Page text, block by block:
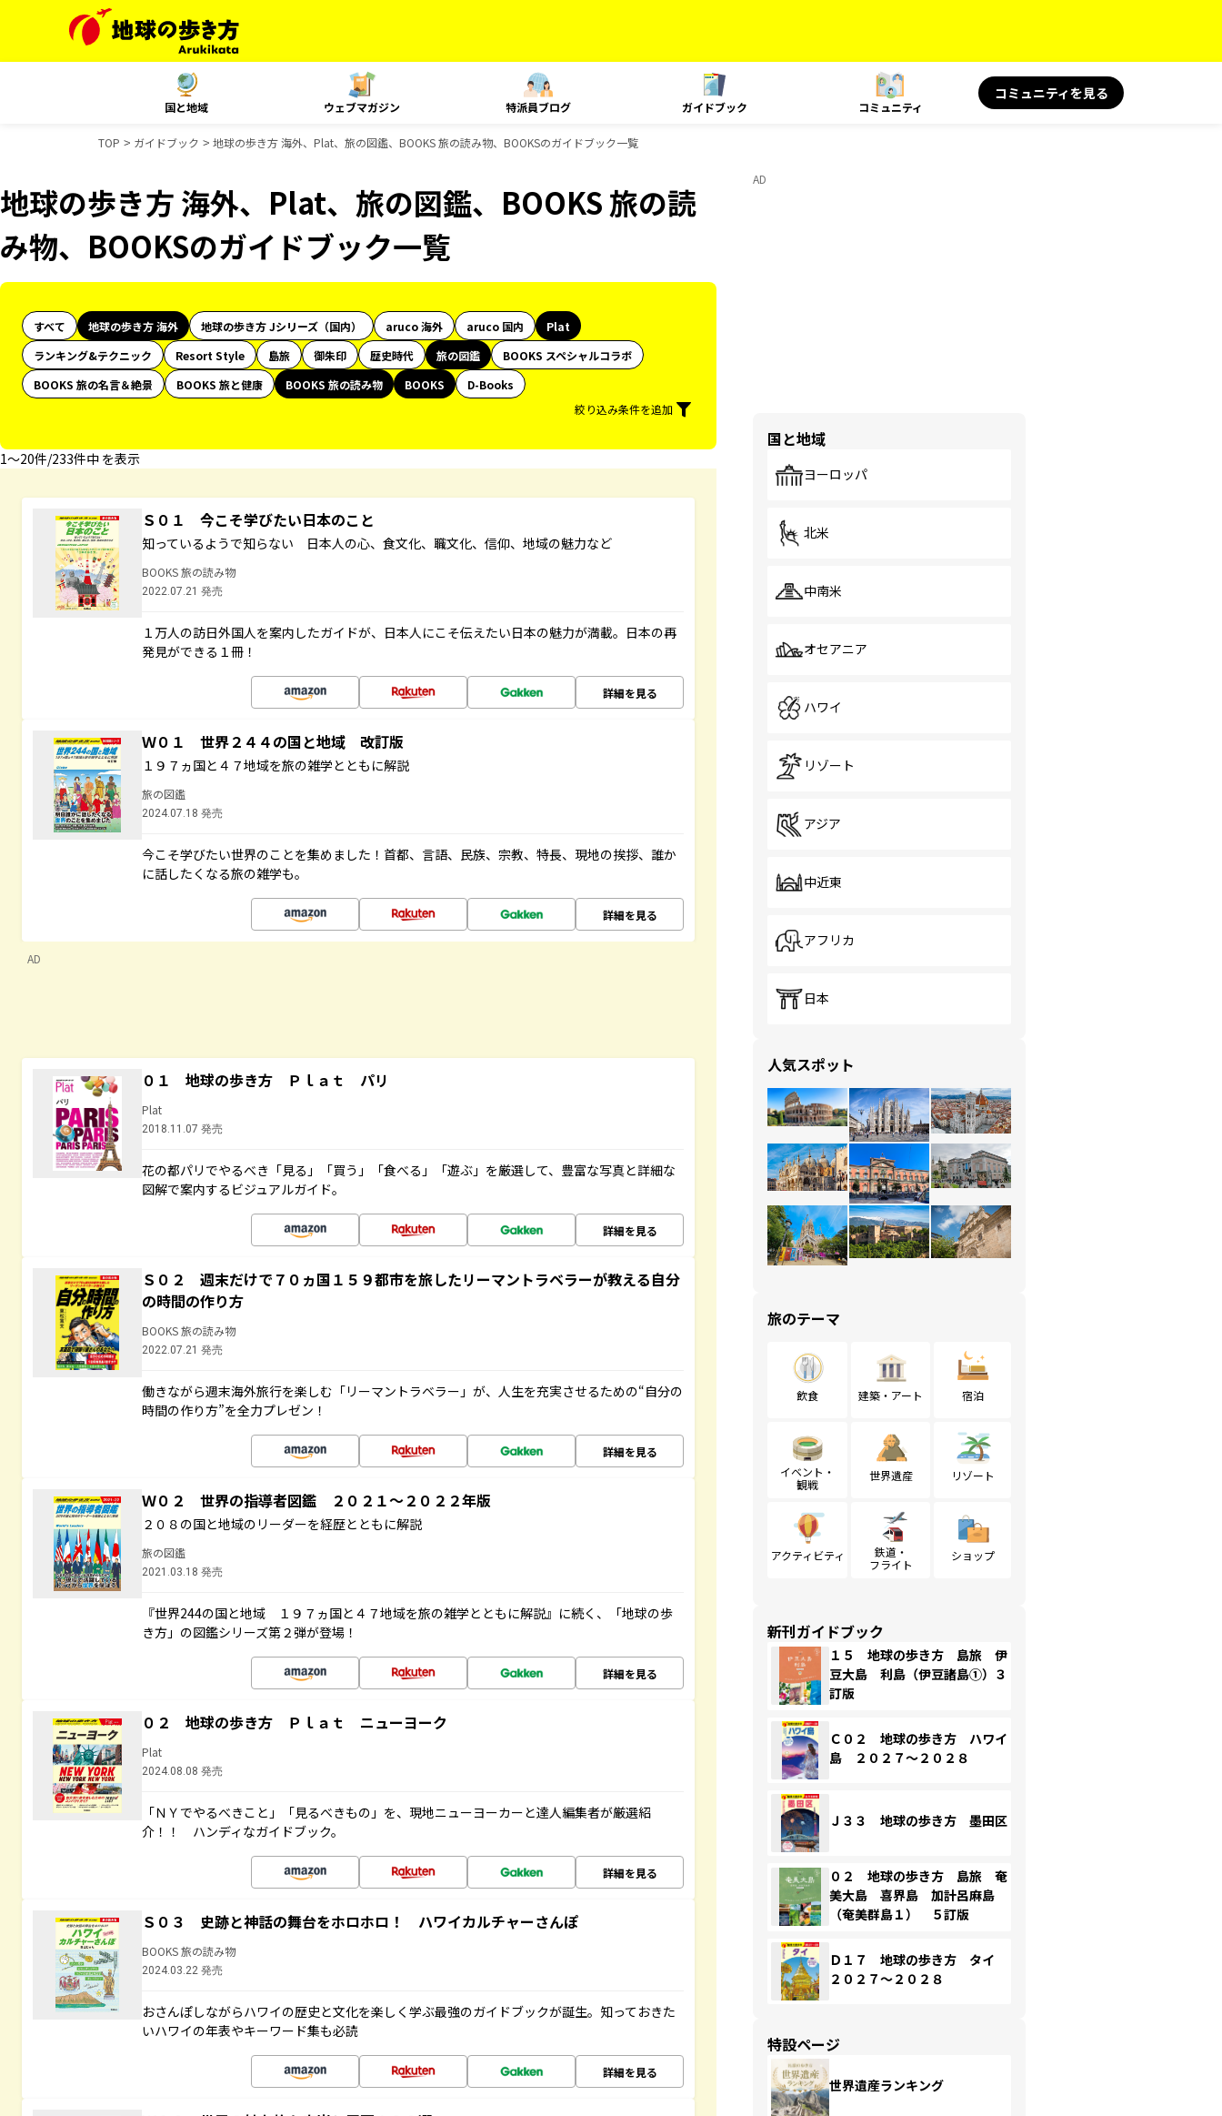
国と地域 ウェブマガジン 特派員ブログ ガイドブック コミュニティ
コミュニティを見る
TOP ガイドブック 地球の歩き方 海外、Plat、旅の図鑑、BOOKS 旅の読み物、BOOKSのガイドブック一覧
地球の歩き方 海外、Plat、旅の図鑑、BOOKS 旅の読
み物、BOOKSのガイドブック一覧
すべて 地球の歩き方 海外 地球の歩き方 Jシリーズ（国内） aruco 海外 aruco 国内
Plat
ランキング&テクニック
Resort Style 島旅 御朱印 歴史時代 旅の図鑑
BOOKS スペシャルコラボ
BOOKS 旅の名言＆絶景
BOOKS 旅と健康 BOOKS 旅の読み物 BOOKS
D-Books
絞り込み条件を追加
1〜20件/233件中 を表示
Ｓ０１ 今こそ学びたい日本のこと
知っているようで知らない 日本人の心、食文化、職文化、信仰、地域の魅力など
BOOKS 旅の読み物
2022.07.21 発売
１万人の訪日外国人を案内したガイドが、日本人にこそ伝えたい日本の魅力が満載。日本の再
発見ができる１冊！
詳細を見る
Ｗ０１ 世界２４４の国と地域 改訂版
１９７ヵ国と４７地域を旅の雑学とともに解説
旅の図鑑
2024.07.18 発売
今こそ学びたい世界のことを集めました！首都、言語、民族、宗教、特長、現地の挨拶、誰か
に話したくなる旅の雑学も。
詳細を見る
AD
０１ 地球の歩き方 Ｐｌａｔ パリ
Plat
2018.11.07 発売
花の都パリでやるべき「見る」「買う」「食べる」「遊ぶ」を厳選して、豊富な写真と詳細な
図解で案内するビジュアルガイド。
詳細を見る
Ｓ０２ 週末だけで７０ヵ国１５９都市を旅したリーマントラベラーが教える自分
の時間の作り方
BOOKS 旅の読み物
2022.07.21 発売
働きながら週末海外旅行を楽しむ「リーマントラベラー」が、人生を充実させるための“自分の
時間の作り方”を全力プレゼン！
詳細を見る
Ｗ０２ 世界の指導者図鑑 ２０２１～２０２２年版
２０８の国と地域のリーダーを経歴とともに解説
旅の図鑑
2021.03.18 発売
『世界244の国と地域 １９７ヵ国と４７地域を旅の雑学とともに解説』に続く、「地球の歩
き方」の図鑑シリーズ第２弾が登場！
詳細を見る
０２ 地球の歩き方 Ｐｌａｔ ニューヨーク
Plat
2024.08.08 発売
「ＮＹでやるべきこと」「見るべきもの」を、現地ニューヨーカーと達人編集者が厳選紹
介！！ ハンディなガイドブック。
詳細を見る
Ｓ０３ 史跡と神話の舞台をホロホロ！ ハワイカルチャーさんぽ
BOOKS 旅の読み物
2024.03.22 発売
おさんぽしながらハワイの歴史と文化を楽しく学ぶ最強のガイドブックが誕生。知っておきた
いハワイの年表やキーワード集も必読
詳細を見る
AD
国と地域
ヨーロッパ
北米
中南米
オセアニア
ハワイ
リゾート
アジア
中近東
アフリカ
日本
人気スポット
旅のテーマ
飲食 建築・アート 宿泊
イベント・
観戦
世界遺産 リゾート
アクティビティ
鉄道・
フライト
ショップ
新刊ガイドブック
１５ 地球の歩き方 島旅 伊
豆大島 利島（伊豆諸島①）３
訂版
Ｃ０２ 地球の歩き方 ハワイ
島 ２０２７～２０２８
Ｊ３３ 地球の歩き方 墨田区
０２ 地球の歩き方 島旅 奄
美大島 喜界島 加計呂麻島
（奄美群島１） ５訂版
Ｄ１７ 地球の歩き方 タイ
２０２７～２０２８
特設ページ
世界遺産ランキング